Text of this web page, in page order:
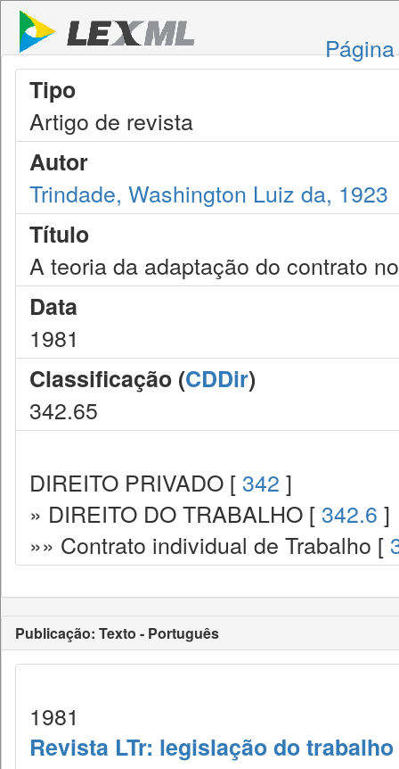
Tipo
Artigo de revista
Autor
Trindade, Washington Luiz da, 1923
Título
A teoria da adaptação do contrato
Data
1981
Classificação (CDDir)
342.65
DIREITO PRIVADO [ 342 ]
» DIREITO DO TRABALHO [ 342.6 ]
»» Contrato individual de Trabalho [
Publicação: Texto - Português
1981
Revista LTr: legislação do trabalho